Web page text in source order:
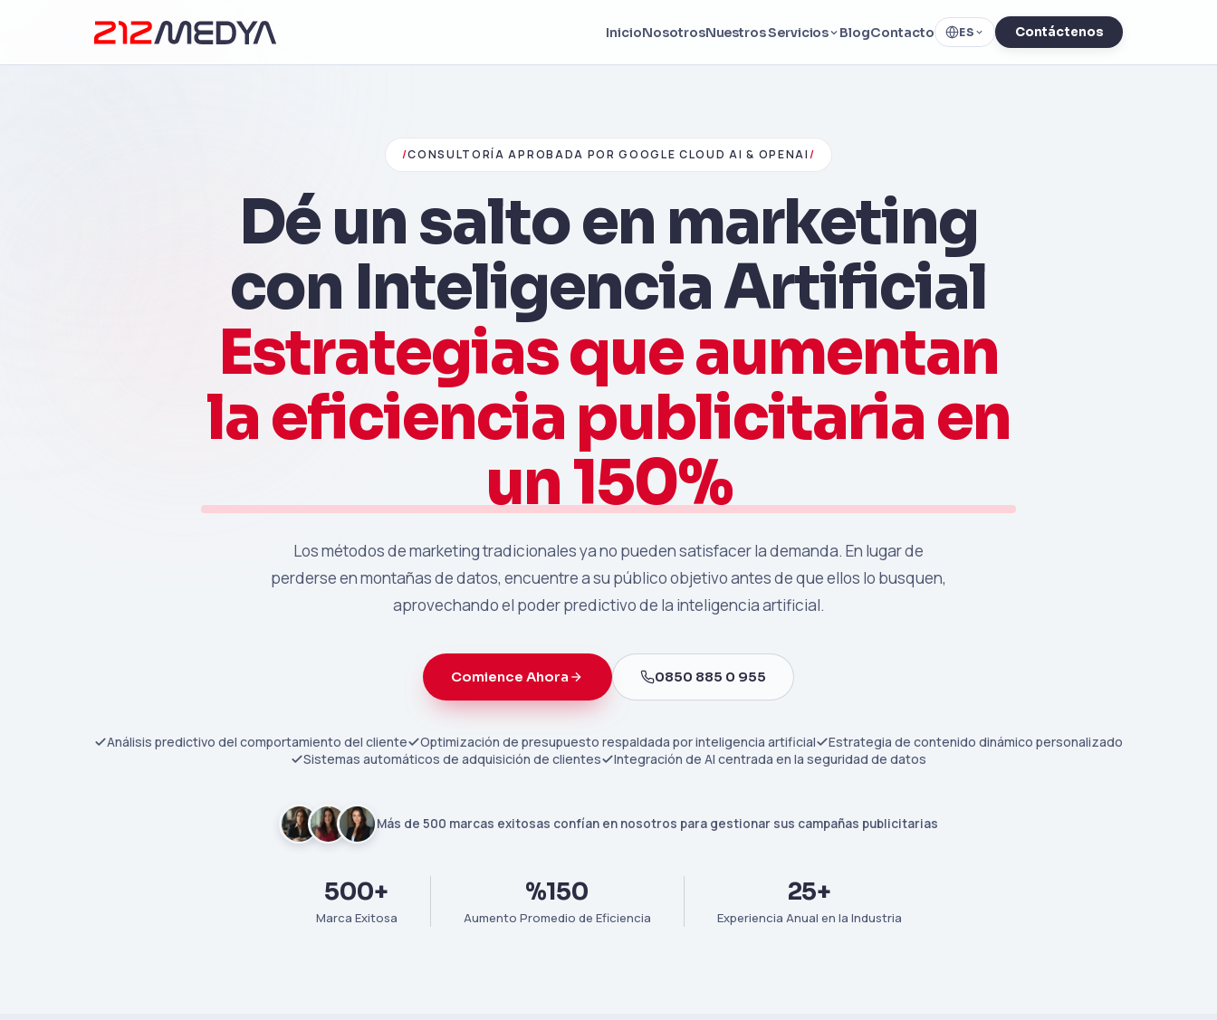
InicioNosotrosNuestros Servicios BlogContacto ES Contáctenos
/CONSULTORÍA APROBADA POR GOOGLE CLOUD AI & OPENAI/
Dé un salto en marketing
con Inteligencia Artificial
Estrategias que aumentan
la eficiencia publicitaria en
un 150%
Los métodos de marketing tradicionales ya no pueden satisfacer la demanda. En lugar de
perderse en montañas de datos, encuentre a su público objetivo antes de que ellos lo busquen,
aprovechando el poder predictivo de la inteligencia artificial.
Comience Ahora 0850 885 0 955
Análisis predictivo del comportamiento del cliente Optimización de presupuesto respaldada por inteligencia artificial
Estrategia de contenido dinámico personalizado
Sistemas automáticos de adquisición de clientes
Integración de AI centrada en la seguridad de datos
Más de 500 marcas exitosas confían en nosotros para gestionar sus campañas publicitarias
500+
Marca Exitosa
%150
Aumento Promedio de Eficiencia
25+
Experiencia Anual en la Industria